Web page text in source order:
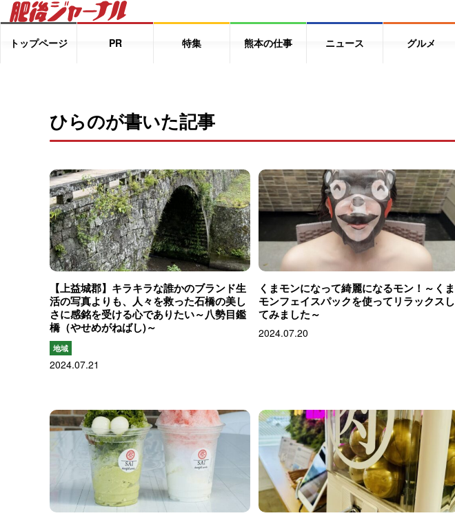
トップページ PR 特集 熊本の仕事 ニュース グルメ
ひらのが書いた記事
【上益城郡】キラキラな誰かのブランド生
活の写真よりも、人々を救った石橋の美し
さに感銘を受ける心でありたい～八勢目鑑
橋（やせめがねばし)～
地域
2024.07.21
くまモンになって綺麗になるモン！～くま
モンフェイスパックを使ってリラックスし
てみました～
2024.07.20